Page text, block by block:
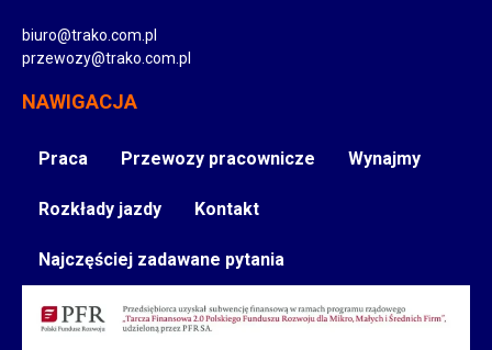
biuro@trako.com.pl
przewozy@trako.com.pl
NAWIGACJA
Praca Przewozy pracownicze Wynajmy
Rozkłady jazdy Kontakt
Najczęściej zadawane pytania